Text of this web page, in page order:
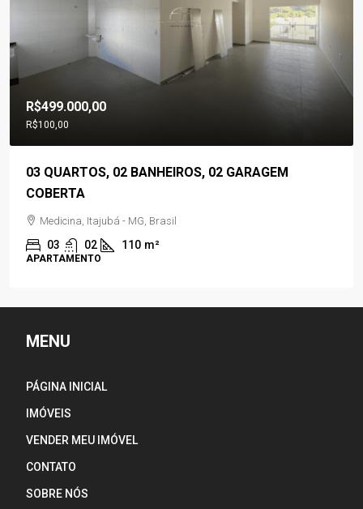
R$499.000,00
R$100,00
03 QUARTOS, 02 BANHEIROS, 02 GARAGEM
COBERTA
Medicina, Itajubá - MG, Brasil
03 02 110 m²
APARTAMENTO
MENU
PÁGINA INICIAL
IMÓVEIS
VENDER MEU IMÓVEL
CONTATO
SOBRE NÓS